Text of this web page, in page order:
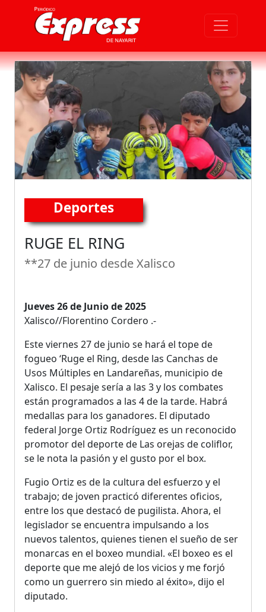
Deportes
RUGE EL RING
**27 de junio desde Xalisco
Jueves 26 de Junio de 2025
Xalisco//Florentino Cordero .-
Este viernes 27 de junio se hará el tope de
fogueo ‘Ruge el Ring, desde las Canchas de
Usos Múltiples en Landareñas, municipio de
Xalisco. El pesaje sería a las 3 y los combates
están programados a las 4 de la tarde. Habrá
medallas para los ganadores. El diputado
federal Jorge Ortiz Rodríguez es un reconocido
promotor del deporte de Las orejas de coliflor,
se le nota la pasión y el gusto por el box.
Fugio Ortiz es de la cultura del esfuerzo y el
trabajo; de joven practicó diferentes oficios,
entre los que destacó de pugilista. Ahora, el
legislador se encuentra impulsando a los
nuevos talentos, quienes tienen el sueño de ser
monarcas en el boxeo mundial. «El boxeo es el
deporte que me alejó de los vicios y me forjó
como un guerrero sin miedo al éxito», dijo el
diputado.